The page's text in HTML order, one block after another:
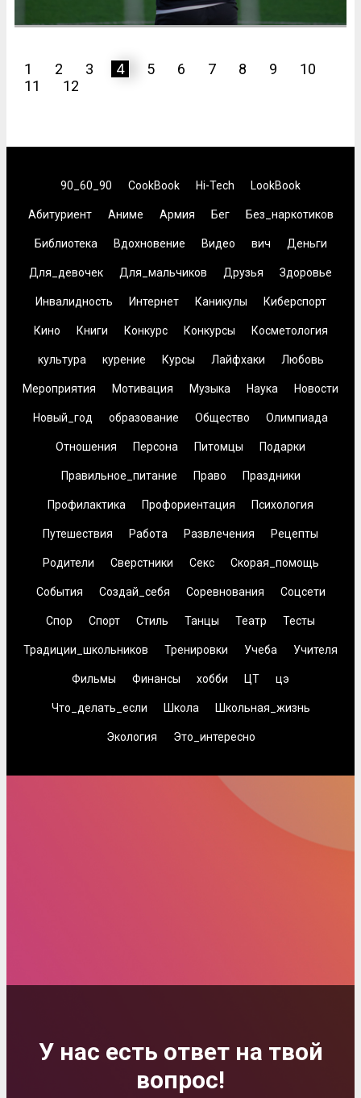
1 2 3 4 5 6 7 8 9
10
11
12
90_60_90 CookBook Hi-Tech LookBook
Абитуриент Аниме Армия Бег Без_наркотиков
Библиотека Вдохновение Видео вич Деньги
Для_девочек Для_мальчиков Друзья Здоровье
Инвалидность Интернет Каникулы Киберспорт
Кино Книги Конкурс Конкурсы Косметология
культура курение Курсы Лайфхаки Любовь
Мероприятия Мотивация Музыка Наука Новости
Новый_год образование Общество Олимпиада
Отношения Персона Питомцы Подарки
Правильное_питание Право Праздники
Профилактика Профориентация Психология
Путешествия Работа Развлечения Рецепты
Родители Сверстники Секс Скорая_помощь
События Создай_себя Соревнования Соцсети
Спор Спорт Стиль Танцы Театр Тесты
Традиции_школьников Тренировки Учеба Учителя
Фильмы Финансы хобби ЦТ цэ
Что_делать_если Школа Школьная_жизнь
Экология Это_интересно
У нас есть ответ на твой
вопрос!